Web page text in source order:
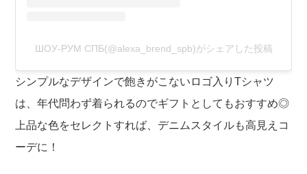
ШОУ-РУМ СПБ(@alexa_brend_spb)がシェアした投稿
シンプルなデザインで飽きがこないロゴ入りTシャツ
は、年代問わず着られるのでギフトとしてもおすすめ◎
上品な色をセレクトすれば、デニムスタイルも高見えコ
ーデに！